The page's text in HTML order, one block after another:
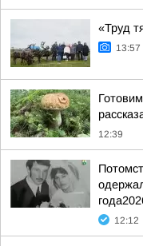
«Труд
13:57
12:39
12:12